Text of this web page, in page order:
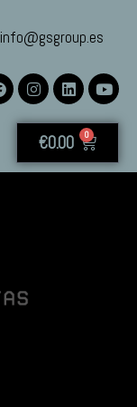
info@gsgroup.es
€0.00 0